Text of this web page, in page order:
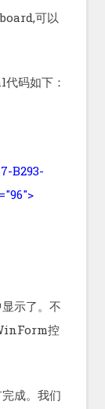
可以
码如下：
B293-
="96">
示了。不
控
成。我们